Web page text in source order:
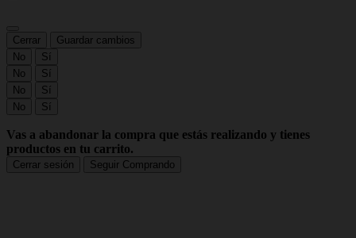
Cerrar
Guardar cambios
No
Sí
No
Sí
No
Sí
No
Sí
Vas a abandonar la compra que estás realizando y tienes
productos en tu carrito.
Cerrar sesión Seguir Comprando